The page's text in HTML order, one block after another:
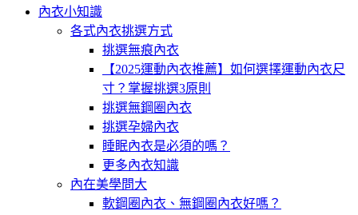
內衣小知識
各式內衣挑選方式
挑選無痕內衣
【2025運動內衣推薦】如何選擇運動內衣尺
寸？掌握挑選3原則
挑選無鋼圈內衣
挑選孕婦內衣
睡眠內衣是必須的嗎？
更多內衣知識
內在美學問大
軟鋼圈內衣、無鋼圈內衣好嗎？